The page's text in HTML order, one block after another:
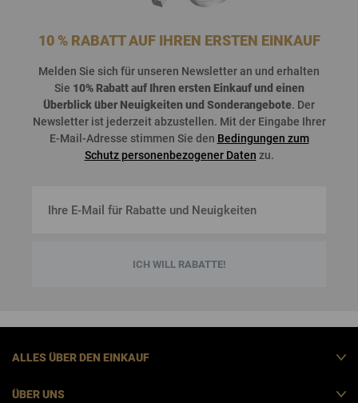
10 % RABATT AUF IHREN ERSTEN EINKAUF
Melden Sie sich für unseren Newsletter an und erhalten
Sie 10% Rabattauf Ihren ersten Einkaufund einen
Überblicküber Neuigkeiten und Sonderangebote. Der
Newsletter ist jederzeit abzustellen. Mit der Eingabe Ihrer
E-Mail-Adresse stimmen Sie den Bedingungen zum
Schutz personenbezogener Daten zu.
ICH WILL RABATTE!
ALLES ÜBER DEN EINKAUF
ÜBER UNS